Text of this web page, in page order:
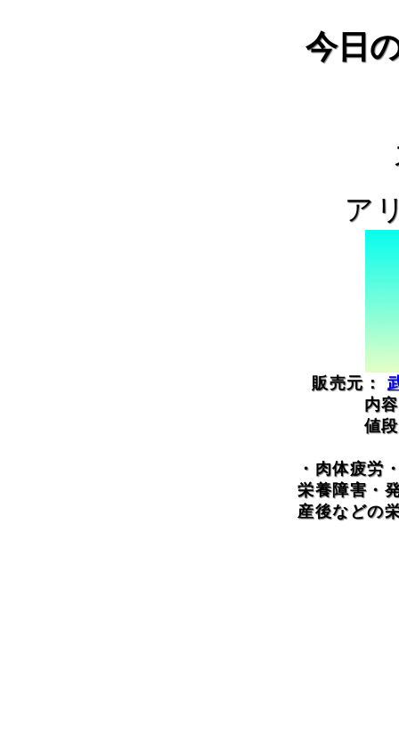
今日
ア
販売元：
内
値
・肉体疲労
栄養障害・
産後などの